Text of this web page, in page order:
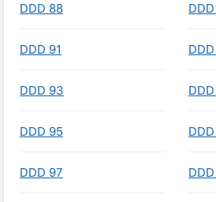
DDD 88
DDD 91
DDD 93
DDD 95
DDD 97